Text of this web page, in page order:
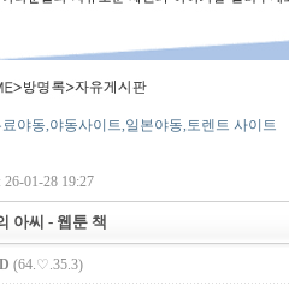
01-28 19:27
아씨 - 웹툰 책
(64.♡.35.3)